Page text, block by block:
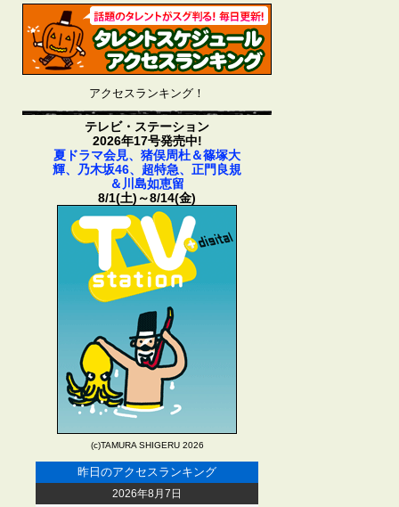
アクセスランキング！
テレビ・ステーション
2026年17号発売中!
夏ドラマ会見、猪俣周杜＆篠塚大
輝、乃木坂46、超特急、正門良規
＆川島如恵留
8/1(土)～8/14(金)
(c)TAMURA SHIGERU 2026
昨日のアクセスランキング
2026年8月7日